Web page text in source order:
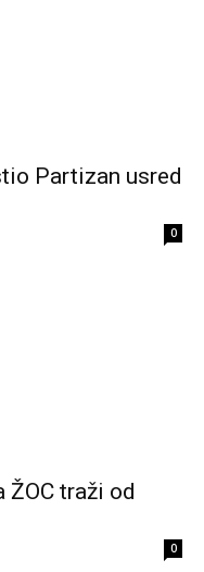
Partizan usred
0
ŽOC traži od
0